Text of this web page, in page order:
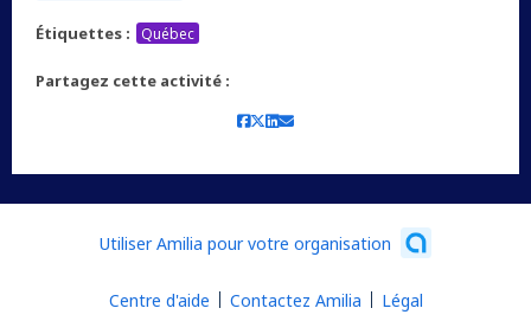
Étiquettes : Québec
Partagez cette activité :
Utiliser Amilia pour votre organisation
Centre d'aide Contactez Amilia Légal